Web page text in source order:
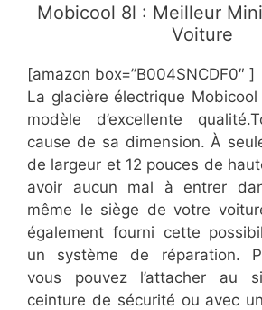
​Mobicool 8l : Meilleur
Voiture
[amazon box=”​​B004SNCDF0″ ]
​La glacière électrique
modèle d’excellente
cause de sa dimension. À
de largeur et 12 pouces de
avoir aucun mal à entrer
même le siège de votre
également fourni cette
un système de réparation.
vous pouvez l’attacher au
ceinture de sécurité ou avec